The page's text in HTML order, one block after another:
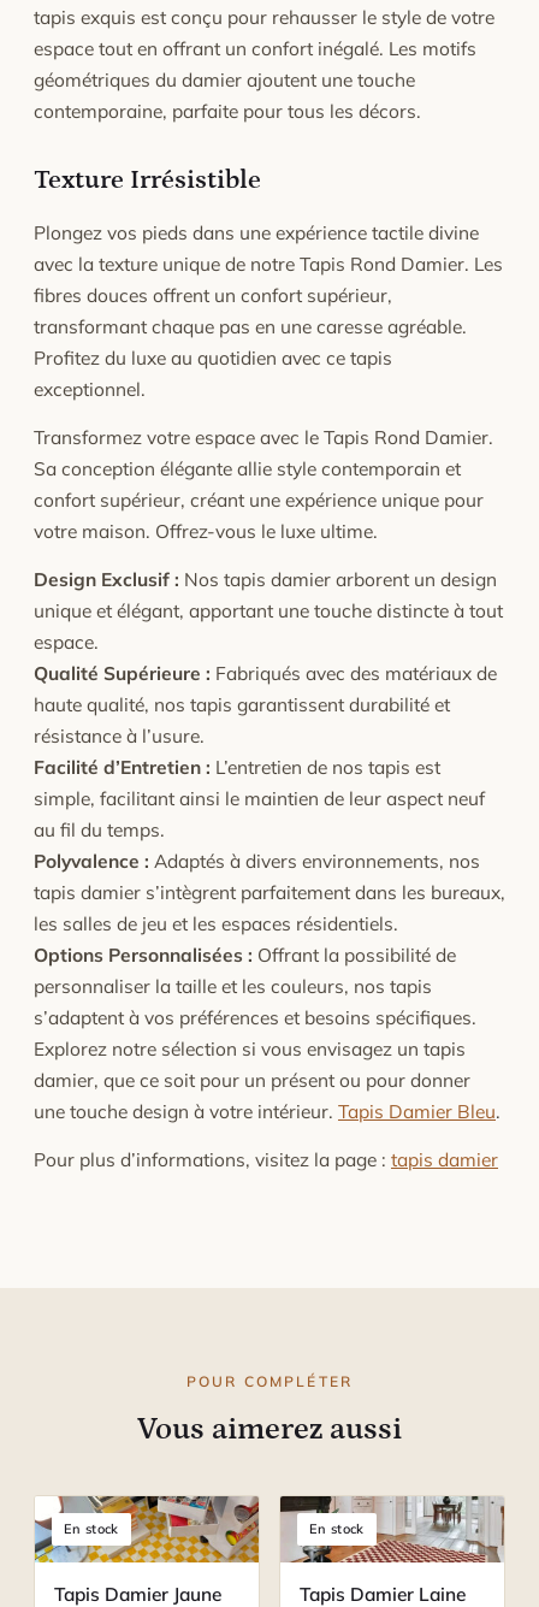
d'une pièce de monnaie, les fibres se redresseront.
tapis exquis est conçu pour rehausser le style de votre
espace tout en offrant un confort inégalé. Les motifs
géométriques du damier ajoutent une touche
contemporaine, parfaite pour tous les décors.
Texture Irrésistible
Plongez vos pieds dans une expérience tactile divine
avec la texture unique de notre Tapis Rond Damier. Les
fibres douces offrent un confort supérieur,
transformant chaque pas en une caresse agréable.
Profitez du luxe au quotidien avec ce tapis
exceptionnel.
Transformez votre espace avec le Tapis Rond Damier.
Sa conception élégante allie style contemporain et
confort supérieur, créant une expérience unique pour
votre maison. Offrez-vous le luxe ultime.
Design Exclusif : Nos tapis damier arborent un design
unique et élégant, apportant une touche distincte à tout
espace.
Qualité Supérieure : Fabriqués avec des matériaux de
haute qualité, nos tapis garantissent durabilité et
résistance à l’usure.
Facilité d’Entretien : L’entretien de nos tapis est
simple, facilitant ainsi le maintien de leur aspect neuf
au fil du temps.
Polyvalence : Adaptés à divers environnements, nos
tapis damier s’intègrent parfaitement dans les bureaux,
les salles de jeu et les espaces résidentiels.
Options Personnalisées : Offrant la possibilité de
personnaliser la taille et les couleurs, nos tapis
s’adaptent à vos préférences et besoins spécifiques.
Explorez notre sélection si vous envisagez un tapis
damier, que ce soit pour un présent ou pour donner
une touche design à votre intérieur. Tapis Damier Bleu.
Pour plus d’informations, visitez la page : tapis damier
POUR COMPLÉTER
Vous aimerez aussi
En stock
Tapis Damier Jaune
En stock
Tapis Damier Laine